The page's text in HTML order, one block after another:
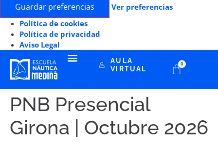
Guardar preferencias
Ver preferencias
Política de cookies
Política de privacidad
Aviso Legal
AULA
VIRTUAL
0
PNB Presencial
Girona | Octubre 2026